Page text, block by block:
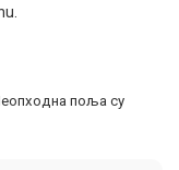
поља су